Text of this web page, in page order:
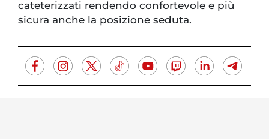
cateterizzati rendendo confortevole e più
sicura anche la posizione seduta.